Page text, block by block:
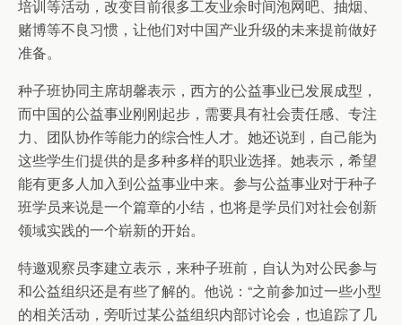
培训等活动，改变目前很多工友业余时间泡网吧、抽烟、
赌博等不良习惯，让他们对中国产业升级的未来提前做好
准备。
种子班协同主席胡馨表示，西方的公益事业已发展成型，
而中国的公益事业刚刚起步，需要具有社会责任感、专注
力、团队协作等能力的综合性人才。她还说到，自己能为
这些学生们提供的是多种多样的职业选择。她表示，希望
能有更多人加入到公益事业中来。参与公益事业对于种子
班学员来说是一个篇章的小结，也将是学员们对社会创新
领域实践的一个崭新的开始。
特邀观察员李建立表示，来种子班前，自认为对公民参与
和公益组织还是有些了解的。他说：“之前参加过一些小型
的相关活动，旁听过某公益组织内部讨论会，也追踪了几